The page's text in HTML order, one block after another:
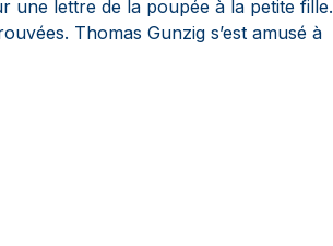
une lettre de la poupée à la petite fille.
Thomas Gunzig s’est amusé à